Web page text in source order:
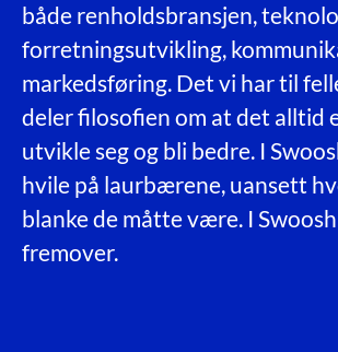
både renholdsbransjen,
forretningsutvikling,
markedsføring. Det vi har til
deler filosofien om at det alltid
utvikle seg og bli bedre. I
hvile på laurbærene, uansett
blanke de måtte være. I
fremover.